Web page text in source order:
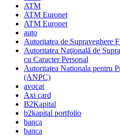
ATM
ATM Euronet
ATM Euronet
auto
Autoritatea de Supraveghere
Autoritatea Naţională de
cu Caracter Personal
Autoritatea Nationala pentru
(ANPC)
avocat
Axi card
B2Kapital
b2kapital portfolio
banca
banca